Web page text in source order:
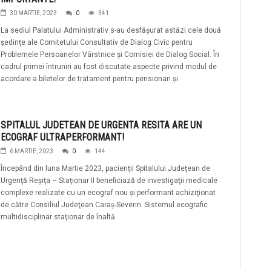
30 MARTIE, 2023 0 341
La sediul Palatului Administrativ s-au desfășurat astăzi cele două
ședințe ale Comitetului Consultativ de Dialog Civic pentru
Problemele Persoanelor Vârstnice și Comisiei de Dialog Social. În
cadrul primei întruniri au fost discutate aspecte privind modul de
acordare a biletelor de tratament pentru pensionari și
SPITALUL JUDETEAN DE URGENTA RESITA ARE UN
ECOGRAF ULTRAPERFORMANT!
6 MARTIE, 2023 0 144
Începând din luna Martie 2023, pacienţii Spitalului Judeţean de
Urgenţă Reşiţa – Staţionar II beneficiază de investigaţii medicale
complexe realizate cu un ecograf nou şi performant achiziţionat
de către Consiliul Judeţean Caraş-Severin. Sistemul ecografic
multidisciplinar staţionar de înaltă